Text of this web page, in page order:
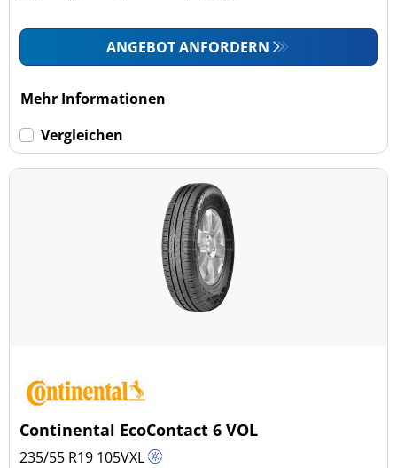
ANGEBOT ANFORDERN
Mehr Informationen
Vergleichen
Continental EcoContact 6 VOL
235/55 R19 105VXL